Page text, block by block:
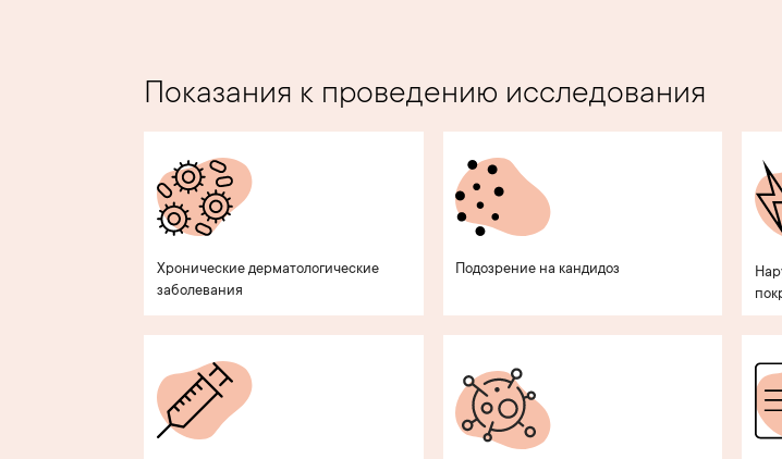
Показания к проведению исследования
Хронические дерматологические
заболевания
Подозрение на кандидоз